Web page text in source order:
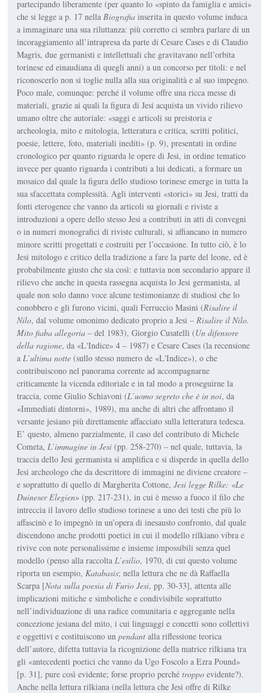
partecipando liberamente (per quanto lo «spinto da famiglia e amici»
che si legge a p. 17 nellaBiografia inserita in questo volume induca
a immaginare una sua riluttanza: più corretto ci sembra parlare di un
incoraggiamento all’intrapresa da parte di Cesare Cases e di Claudio
Magris, due germanisti e intellettuali che gravitavano nell’orbita
torinese ed einaudiana di quegli anni) a un concorso per titoli: e nel
riconoscerlo non si toglie nulla alla sua originalità e al suo impegno.
Poco male, comunque: perché il volume offre una ricca messe di
materiali, grazie ai quali la figura di Jesi acquista un vivido rilievo
umano oltre che autoriale: «saggi e articoli su preistoria e
archeologia, mito e mitologia, letteratura e critica, scritti politici,
poesie, lettere, foto, materiali inediti» (p. 9), presentati in ordine
cronologico per quanto riguarda le opere di Jesi, in ordine tematico
invece per quanto riguarda i contributi a lui dedicati, a formare un
mosaico dal quale la figura dello studioso torinese emerge in tutta la
sua sfaccettata complessità. Agli interventi «storici» su Jesi, tratti da
fonti eterogenee che vanno da articoli su giornali e riviste a
introduzioni a opere dello stesso Jesi a contributi in atti di convegni
o in numeri monografici di riviste culturali, si affiancano in numero
minore scritti progettati e costruiti per l’occasione. In tutto ciò, è lo
Jesi mitologo e critico della tradizione a fare la parte del leone, ed è
probabilmente giusto che sia così: e tuttavia non secondario appare il
rilievo che anche in questa rassegna acquista lo Jesi germanista, al
quale non solo danno voce alcune testimonianze di studiosi che lo
conobbero e gli furono vicini, quali Ferruccio Masini (Risalire il
Nilo, dal volume omonimo dedicato proprio a Jesi –Risalire il Nilo.
Mito fiaba allegoria – del 1983), Giorgio Cusatelli (Un difensore
della ragione, da «L'Indice» 4 – 1987) e Cesare Cases (la recensione
aL’ultima notte (sullo stesso numero de «L'Indice»), o che
contribuiscono nel panorama corrente ad accompagnarne
criticamente la vicenda editoriale e in tal modo a proseguirne la
traccia, come Giulio Schiavoni (L’uomo segreto che è in noi, da
«Immediati dintorni», 1989), ma anche di altri che affrontano il
versante jesiano più direttamente affacciato sulla letteratura tedesca.
E’ questo, almeno parzialmente, il caso del contributo di Michele
Cometa,L’immagine in Jesi (pp. 258-270) – nel quale, tuttavia, la
traccia dello Jesi germanista si amplifica e si disperde in quella dello
Jesi archeologo che da descrittore di immagini ne diviene creatore –
e soprattutto di quello di Margherita Cottone,Jesi legge Rilke: «Le
Duineser Elegien» (pp. 217-231), in cui è messo a fuoco il filo che
intreccia il lavoro dello studioso torinese a uno dei testi che più lo
affascinò e lo impegnò in un’opera di inesausto confronto, dal quale
discendono anche prodotti poetici in cui il modello rilkiano vibra e
rivive con note personalissime e insieme impossibili senza quel
modello (penso alla raccoltaL’esilio, 1970, di cui questo volume
riporta un esempio,Katabasis; nella lettura che ne dà Raffaella
Scarpa [Nota sulla poesia di Furio Jesi, pp. 30-33], attenta alle
implicazioni mitiche e simboliche e condivisibile soprattutto
nell’individuazione di una radice comunitaria e aggregante nella
concezione jesiana del mito, i cui linguaggi e concetti sono collettivi
e oggettivi e costituiscono unpendant alla riflessione teorica
dell’autore, difetta tuttavia la ricognizione della matrice rilkiana tra
gli «antecedenti poetici che vanno da Ugo Foscolo a Ezra Pound»
[p. 31], pure così evidente; forse proprio perchétroppo evidente?).
Anche nella lettura rilkiana (nella lettura che Jesi offre di Rilke